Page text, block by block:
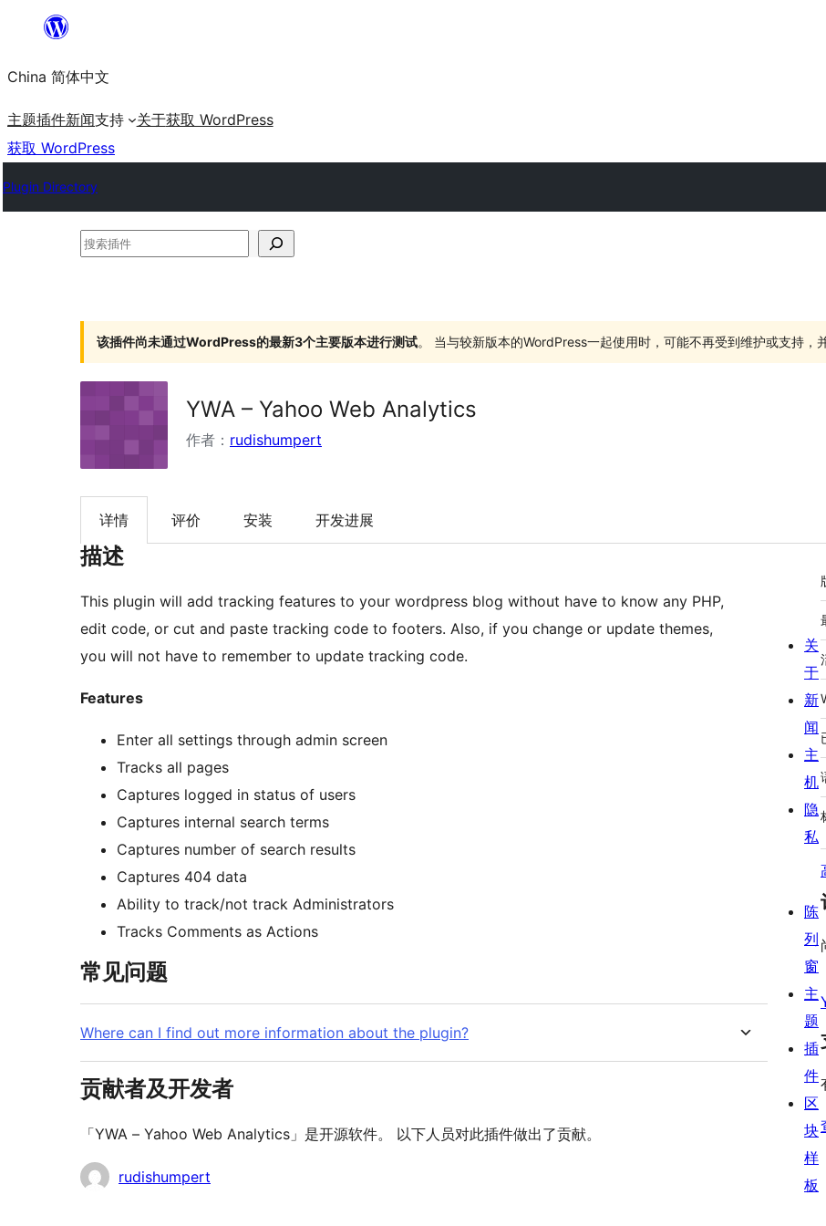
内
容
China 简体中文
主题插件新闻支持 关于获取 WordPress
获取 WordPress
Plugin Directory
搜
件
该插件尚未通过WordPress的最新3个主要版本进行测试。 当与较新版本的WordPress一起使用时，可能不再受到维护或支持，
YWA – Yahoo Web Analytics
作者： rudishumpert
详情 评价 安装 开发进展
描述
This plugin will add tracking features to your wordpress blog without have to know any PHP,
edit code, or cut and paste tracking code to footers. Also, if you change or update themes,
you will not have to remember to update tracking code.
Features
Enter all settings through admin screen
Tracks all pages
Captures logged in status of users
Captures internal search terms
Captures number of search results
Captures 404 data
Ability to track/not track Administrators
Tracks Comments as Actions
常见问题
Where can I find out more information about the plugin?
贡献者及开发者
「YWA – Yahoo Web Analytics」是开源软件。 以下人员对此插件做出了贡献。
贡
rudishumpert
关
于
新
闻
主
机
隐
私
陈
列
窗
主
题
插
件
区
块
样
板